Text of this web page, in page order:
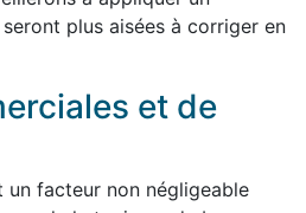
plus aisées à corriger en
et de
facteur non négligeable